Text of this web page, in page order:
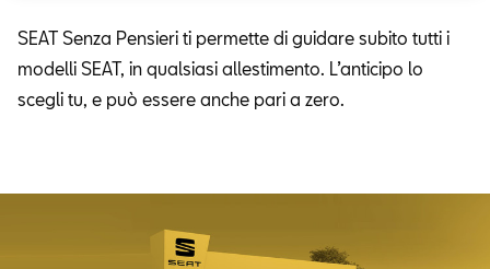
SEAT Senza Pensieri ti permette di guidare subito tutti i
modelli SEAT, in qualsiasi allestimento. L’anticipo lo
scegli tu, e può essere anche pari a zero.